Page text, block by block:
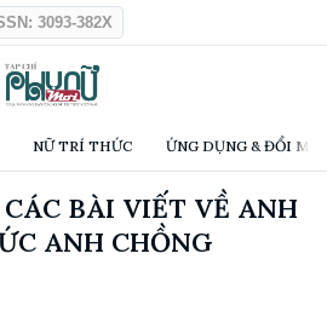
3093-382X
NỮ TRÍ THỨC ỨNG DỤNG & ĐỔI
BÀI VIẾT VỀ ANH
ANH CHỒNG